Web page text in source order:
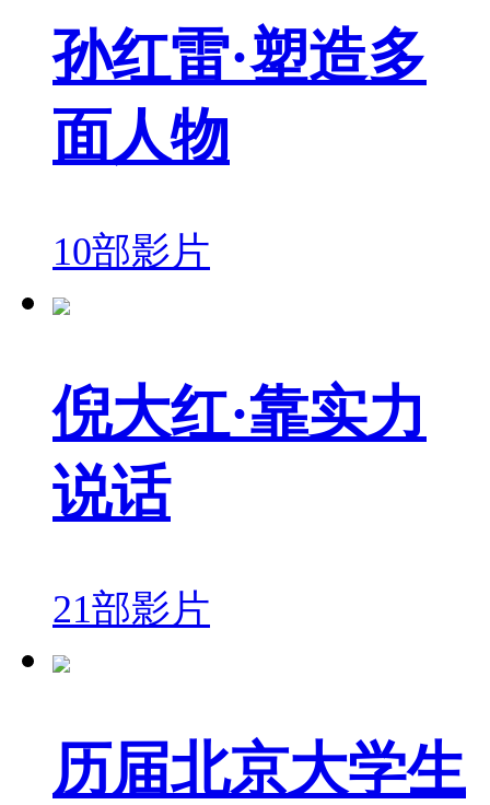
孙红雷·塑造多
面人物
10部影片
倪大红·靠实力
说话
21部影片
历届北京大学生